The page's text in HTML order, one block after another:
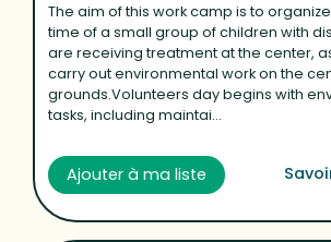
The aim of this work camp is to
time of a small group of children with
are receiving treatment at the center,
carry out environmental work on the
grounds.Volunteers day begins with
tasks, including maintai...
Ajouter à ma liste